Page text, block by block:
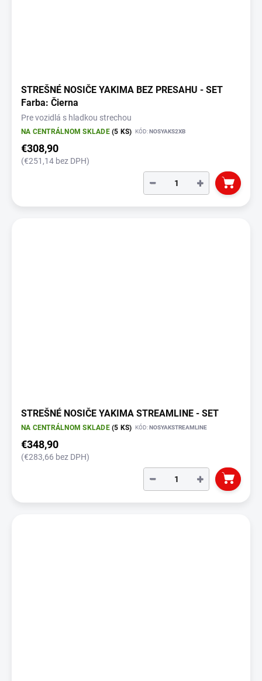
STREŠNÉ NOSIČE YAKIMA BEZ PRESAHU - SET
Farba: Čierna
Pre vozidlá s hladkou strechou
NA CENTRÁLNOM SKLADE(5 KS) KÓD:NOSYAKS2XB
€308,90
(€251,14 bez DPH)
+
−
STREŠNÉ NOSIČE YAKIMA STREAMLINE - SET
NA CENTRÁLNOM SKLADE(5 KS) KÓD:NOSYAKSTREAMLINE
€348,90
(€283,66 bez DPH)
+
−